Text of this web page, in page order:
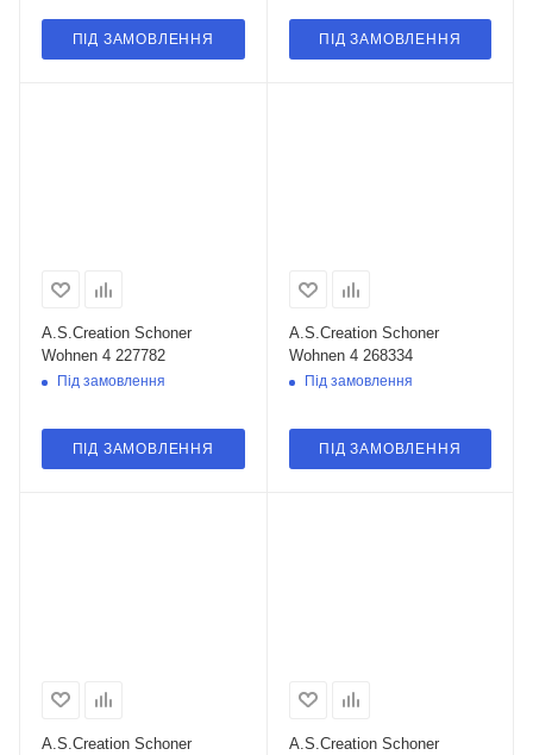
ПІД ЗАМОВЛЕННЯ ПІД ЗАМОВЛЕННЯ
A.S.Creation Schoner
Wohnen 4 227782
Під замовлення
ПІД ЗАМОВЛЕННЯ
A.S.Creation Schoner
Wohnen 4 268334
Під замовлення
ПІД ЗАМОВЛЕННЯ
A.S.Creation Schoner
A.S.Creation Schoner